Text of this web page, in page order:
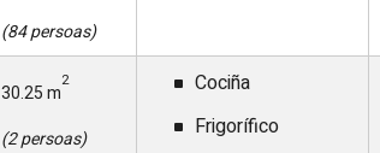
(84 persoas)
30.25 m2
(2 persoas)
Cociña
Frigorífico